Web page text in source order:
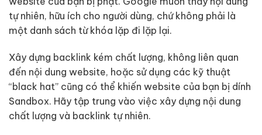
tự nhiên, hữu ích cho người dùng, chứ không phải là
một danh sách từ khóa lặp đi lặp lại.
Xây dựng backlink kém chất lượng, không liên quan
đến nội dung website, hoặc sử dụng các kỹ thuật
“black hat” cũng có thể khiến website của bạn bị dính
Sandbox. Hãy tập trung vào việc xây dựng nội dung
chất lượng và backlink tự nhiên.